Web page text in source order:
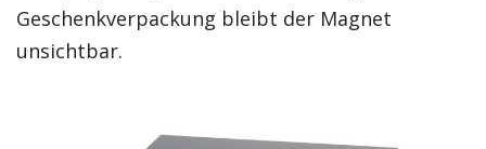
Geschenkverpackung bleibt der Magnet
unsichtbar.